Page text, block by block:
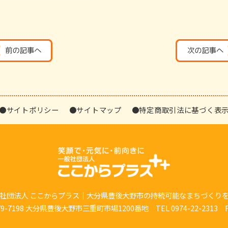
●サイトポリシー ●サイトマップ ●特定商取引法に基づく表示
団法人 ここからプラス｜大分県豊後大野市の持続可能なまちづくり
7198 大分県豊後大野市三重町市場1200番地 TEL 0974-22-2313